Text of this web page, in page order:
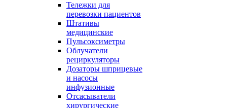
Тележки для
перевозки пациентов
Штативы
медицинские
Пульсоксиметры
Облучатели
рециркуляторы
Дозаторы шприцевые
и насосы
инфузионные
Отсасыватели
хирургические